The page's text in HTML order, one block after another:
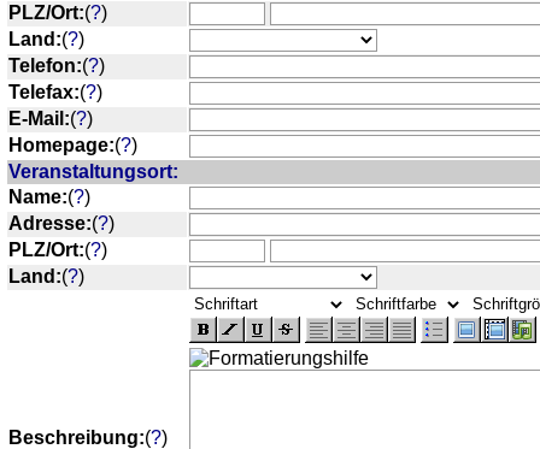
PLZ/Ort:(?)
Land:(?)
Telefon:(?)
Telefax:(?)
E-Mail:(?)
Homepage:(?)
Veranstaltungsort:
Name:(?)
Adresse:(?)
PLZ/Ort:(?)
Land:(?)
Beschreibung:(?)